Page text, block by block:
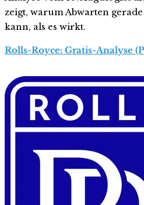
zeigt, warum Abwarten
kann, als es wirkt.
Rolls-Royce: Gratis-Analyse